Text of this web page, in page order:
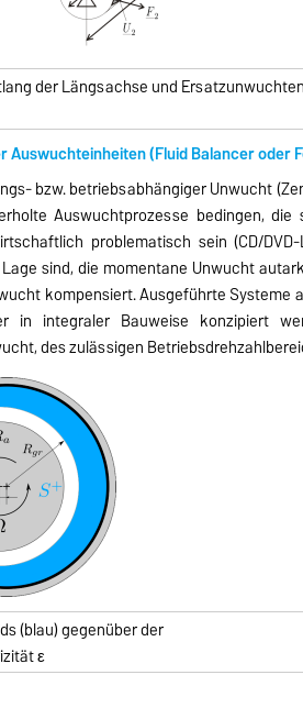
der Längsachse und Ersatzunwuchten
Auswuchteinheiten (Fluid Balancer oder
bzw. betriebsabhängiger Unwucht
Auswuchtprozesse bedingen,
problematisch sein (CD/
sind, die momentane Unwucht
kompensiert. Ausgeführte
in integraler Bauweise konzipiert
des zulässigen
(blau) gegenüber der
ε